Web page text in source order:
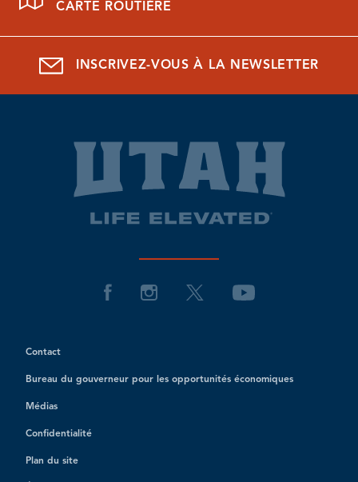
CARTE ROUTIÈRE
INSCRIVEZ-VOUS À LA NEWSLETTER
Contact
Bureau du gouverneur pour les opportunités économiques
Médias
Confidentialité
Plan du site